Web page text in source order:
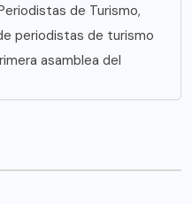
de Turismo,
periodistas de turismo
asamblea del